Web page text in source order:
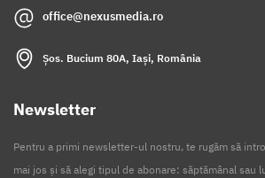
office@nexusmedia.ro
Șos. Bucium 80A, Iași, România
Newsletter
Pentru a primi newsletter-ul nostru, te rugăm să
mai jos și să alegi tipul de abonare: săptămânal sau